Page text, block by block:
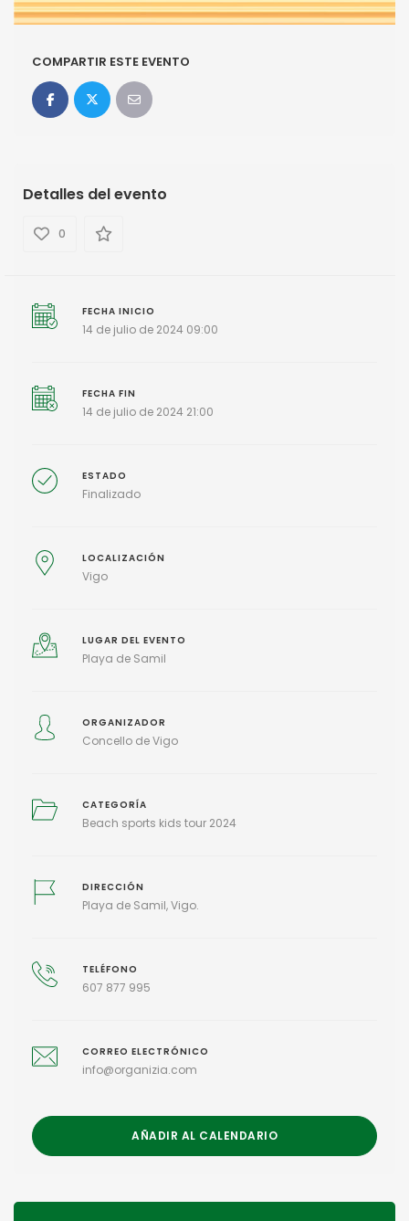
COMPARTIR ESTE EVENTO
Detalles del evento
0
FECHA INICIO
14 de julio de 2024 09:00
FECHA FIN
14 de julio de 2024 21:00
ESTADO
Finalizado
LOCALIZACIÓN
Vigo
LUGAR DEL EVENTO
Playa de Samil
ORGANIZADOR
Concello de Vigo
CATEGORÍA
Beach sports kids tour 2024
DIRECCIÓN
Playa de Samil, Vigo.
TELÉFONO
607 877 995
CORREO ELECTRÓNICO
info@organizia.com
AÑADIR AL CALENDARIO